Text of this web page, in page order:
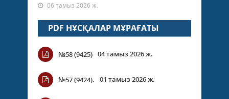
06 тамыз 2026 ж.
PDF НҰСҚАЛАР МҰРАҒАТЫ
№58 (9425) 04 тамыз 2026 ж.
№57 (9424). 01 тамыз 2026 ж.